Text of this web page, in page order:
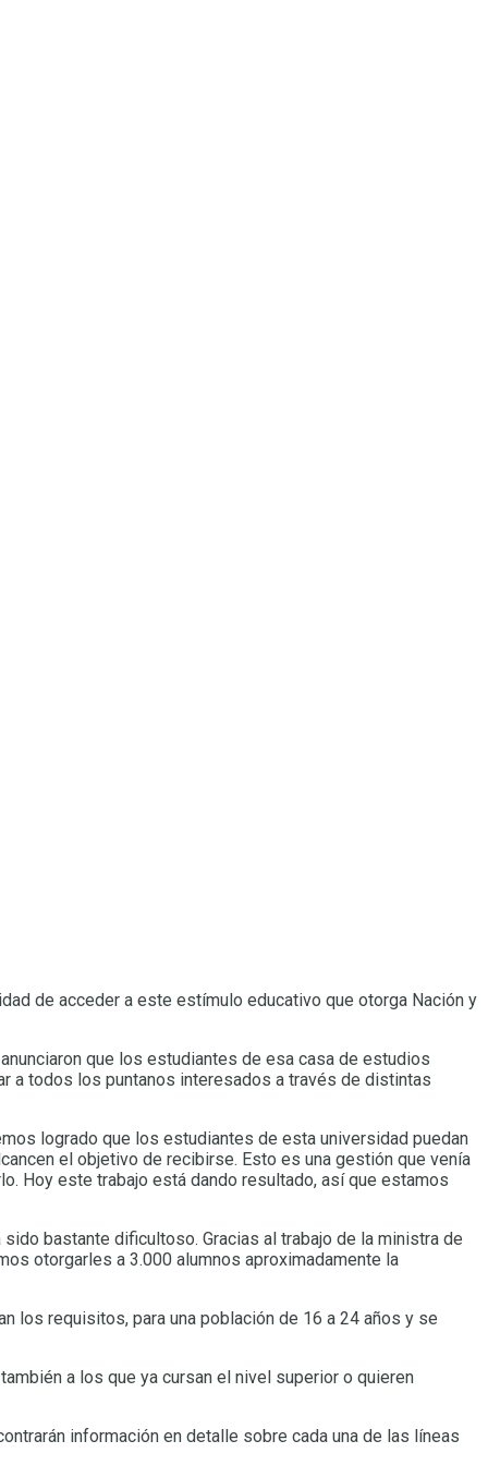
de acceder a este estímulo educativo que otorga Nación y
que los estudiantes de esa casa de estudios
a todos los puntanos interesados a través de distintas
logrado que los estudiantes de esta universidad puedan
el objetivo de recibirse. Esto es una gestión que venía
Hoy este trabajo está dando resultado, así que estamos
bastante dificultoso. Gracias al trabajo de la ministra de
otorgarles a 3.000 alumnos aproximadamente la
los requisitos, para una población de 16 a 24 años y se
a los que ya cursan el nivel superior o quieren
información en detalle sobre cada una de las líneas